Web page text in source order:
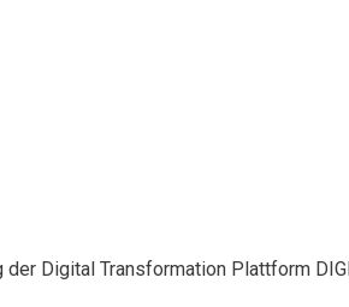
Digital Transformation Plattform